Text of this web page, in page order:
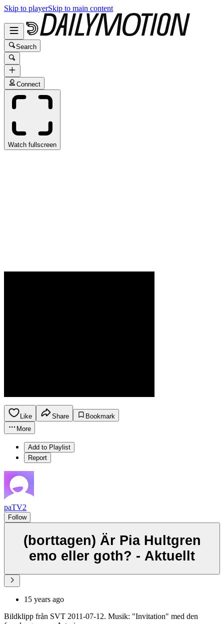
Skip to playerSkip to main content
Search
Connect
Watch fullscreen
Like Share
Bookmark
More
Add to Playlist
Report
paTV2
Follow
(borttagen) Är Pia Hultgren
emo eller goth? - Aktuellt
15 years ago
Bildklipp från SVT 2011-07-12. Musik: "Invitation" med den